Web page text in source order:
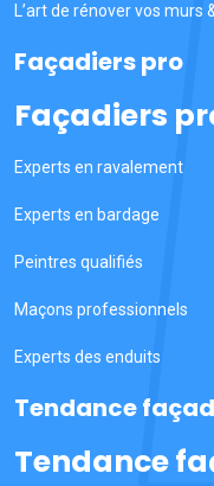
L’art de rénover vos
Façadiers pro
Façadiers
Experts en ravalement
Experts en bardage
Peintres qualifiés
Maçons professionnels
Experts des enduits
Tendance
Tendance